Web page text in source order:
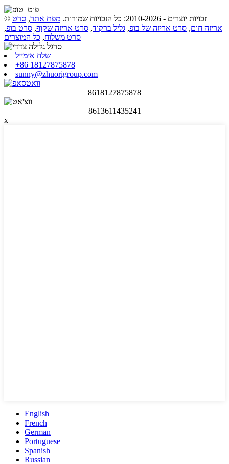
© זכויות יוצרים - 2010-2026: כל הזכויות שמורות. מפת אתר, סרט
אריזה חום, סרט אריזה של בופ, גליל ברקוד, סרט אריזה שקוף, סרט בופ,
סרט משלוח, כל המוצרים
שלח אימייל
+86 18127875878
sunny@zhuorigroup.com
8618127875878
8613611435241
x
English
French
German
Portuguese
Spanish
Russian